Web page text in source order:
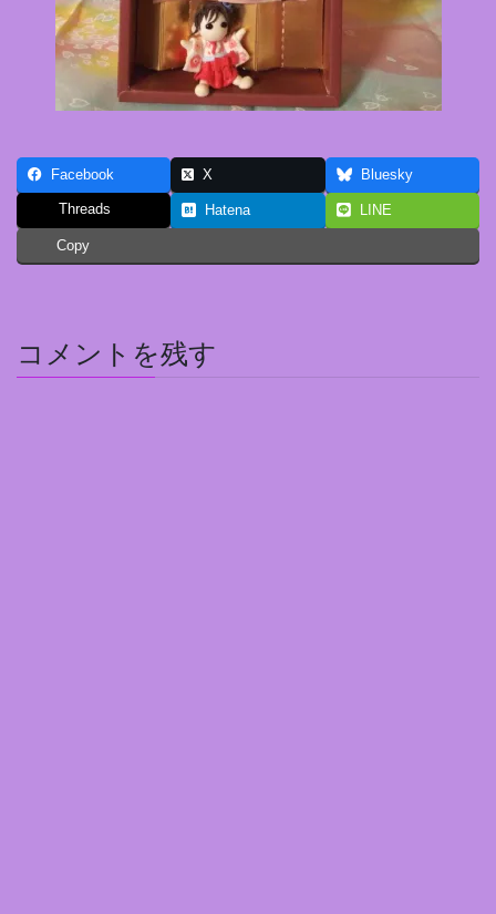
Facebook X Bluesky
Threads Hatena LINE
Copy
コメントを残す